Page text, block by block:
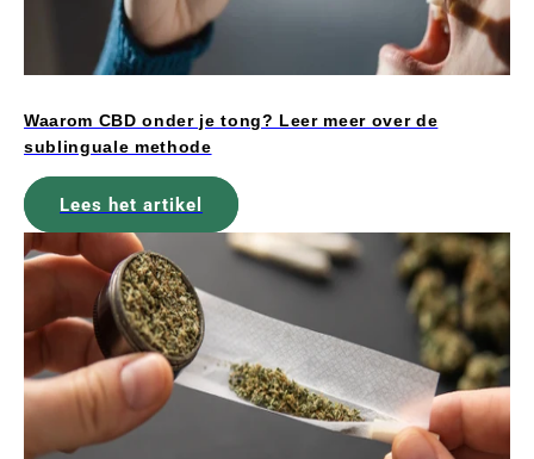
Waarom CBD onder je tong? Leer meer over de
sublinguale methode
Lees het artikel